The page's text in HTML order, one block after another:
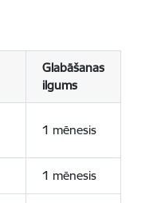
Glabāšanas
ilgums
1 mēnesis
1 mēnesis